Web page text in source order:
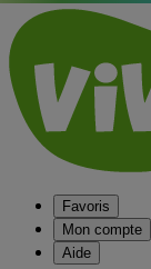
Favoris
Mon compte
Aide